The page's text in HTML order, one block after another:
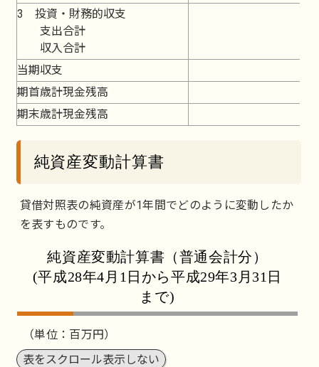
3 投資・財務的収支
支出合計
収入合計
当期収支
期首歳計現金残高
期末歳計現金残高
純資産変動計算書
貸借対照表の純資産が1年間でどのように変動したか
を表すものです。
純資産変動計算書（普通会計分）
(平成28年4月1日から平成29年3月31日
まで)
（単位：百万円）
表をスクロール表示しない